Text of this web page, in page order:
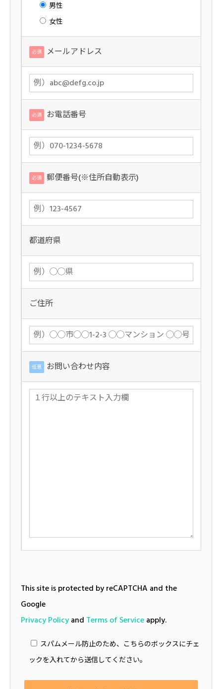
男性
女性
必須 メールアドレス
必須 お電話番号
必須 郵便番号(※住所自動表示)
都道府県
ご住所
任意 お問い合わせ内容
This site is protected by reCAPTCHA and the
Google
Privacy Policy and Terms of Service apply.
スパムメール防止のため、こちらのボックスにチェ
ックを入れてから送信してください。